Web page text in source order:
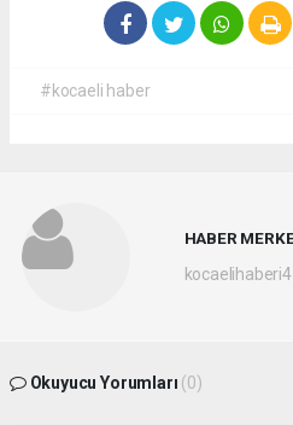
#kocaeli haber
HABER
Okuyucu Yorumları (0)